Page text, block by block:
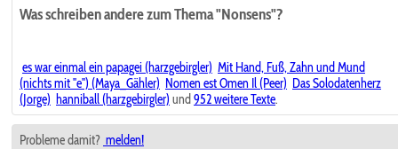
Was schreiben andere zum Thema "Nonsens"?
es war einmal ein papagei (harzgebirgler) Mit Hand, Fuß, Zahn und Mund
(nichts mit "e") (Maya_Gähler) Nomen est Omen Il (Peer) Das Solodatenherz
(Jorge) hanniball (harzgebirgler) und 952 weitere Texte.
Probleme damit? melden!